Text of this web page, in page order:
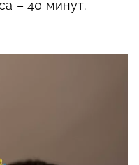
– 40 минут.